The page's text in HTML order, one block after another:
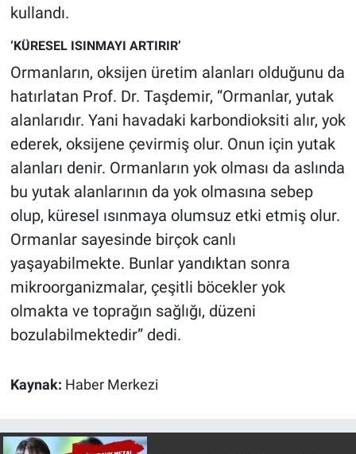
kullandı.
‘KÜRESEL ISINMAYI ARTIRIR’
Ormanların, oksijen üretim alanları olduğunu da
hatırlatan Prof. Dr. Taşdemir, “Ormanlar, yutak
alanlarıdır. Yani havadaki karbondioksiti alır, yok
ederek, oksijene çevirmiş olur. Onun için yutak
alanları denir. Ormanların yok olması da aslında
bu yutak alanlarının da yok olmasına sebep
olup, küresel ısınmaya olumsuz etki etmiş olur.
Ormanlar sayesinde birçok canlı
yaşayabilmekte. Bunlar yandıktan sonra
mikroorganizmalar, çeşitli böcekler yok
olmakta ve toprağın sağlığı, düzeni
bozulabilmektedir” dedi.
Kaynak: Haber Merkezi